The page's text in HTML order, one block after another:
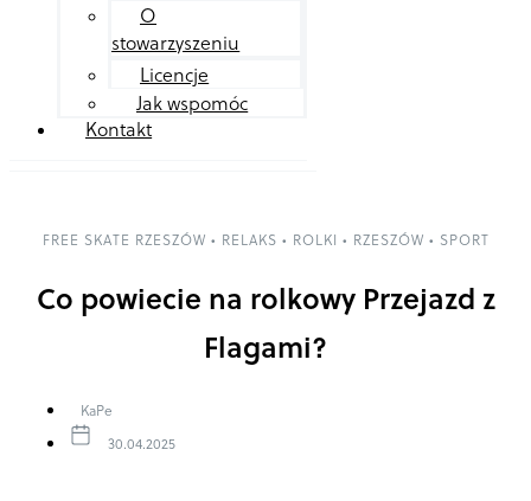
O
stowarzyszeniu
Licencje
Jak wspomóc
Kontakt
FREE SKATE RZESZÓW • RELAKS • ROLKI • RZESZÓW • SPORT
Co powiecie na rolkowy Przejazd z
Flagami?
KaPe
30.04.2025